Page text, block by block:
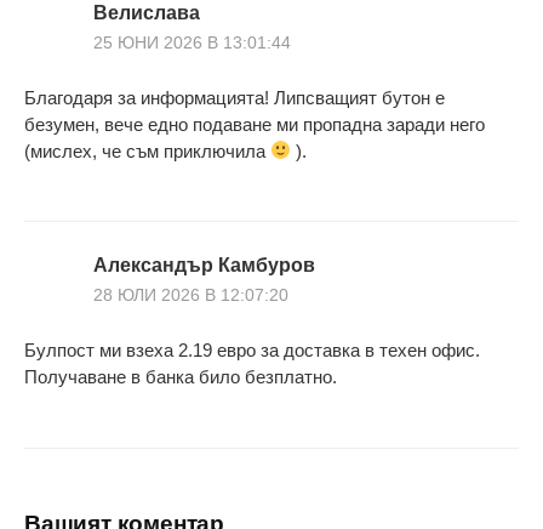
Велислава
25 ЮНИ 2026 В 13:01:44
Благодаря за информацията! Липсващият бутон е
безумен, вече едно подаване ми пропадна заради него
(мислех, че съм приключила
).
Александър Камбуров
28 ЮЛИ 2026 В 12:07:20
Булпост ми взеха 2.19 евро за доставка в техен офис.
Получаване в банка било безплатно.
Вашият коментар